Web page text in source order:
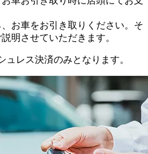
お車をお引き取りください。そ
明させていただきます。
ュレス決済のみとなります。